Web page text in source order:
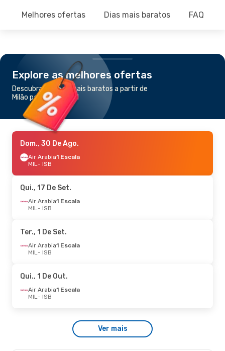
Melhores ofertas Dias mais baratos FAQ
Explore as melhores ofertas
Descubra os voos mais baratos a partir de
Milão para Islamabad
Dom., 30 De Ago.
Air Arabia1 Escala
MIL- ISB
Qui., 17 De Set.
Air Arabia1 Escala
MIL- ISB
Ter., 1 De Set.
Air Arabia1 Escala
MIL- ISB
Qui., 1 De Out.
Air Arabia1 Escala
MIL- ISB
Ver mais